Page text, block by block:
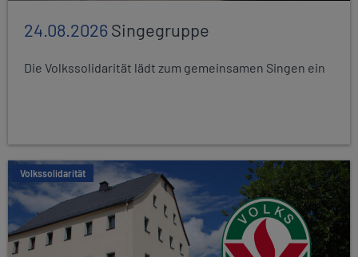
24.08.2026Singegruppe
Die Volkssolidarität lädt zum gemeinsamen Singen ein
Volkssolidarität